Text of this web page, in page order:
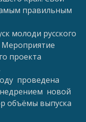
правильным
молоди русского
Мероприятие
проекта
проведена
новой
объёмы выпуска